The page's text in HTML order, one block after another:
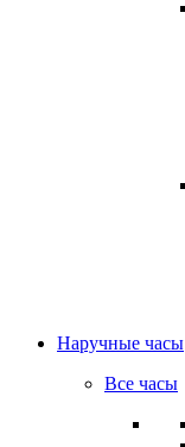
Наручные часы
Все часы